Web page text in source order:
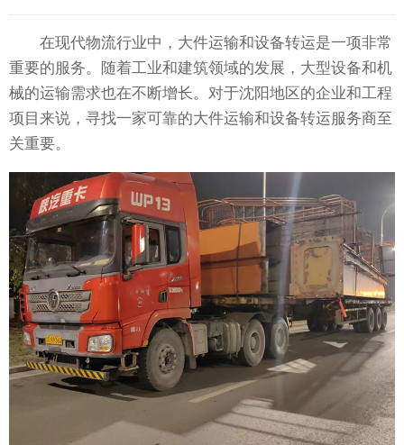
在现代物流行业中，大件运输和设备转运是一项非常
重要的服务。随着工业和建筑领域的发展，大型设备和机
械的运输需求也在不断增长。对于沈阳地区的企业和工程
项目来说，寻找一家可靠的大件运输和设备转运服务商至
关重要。